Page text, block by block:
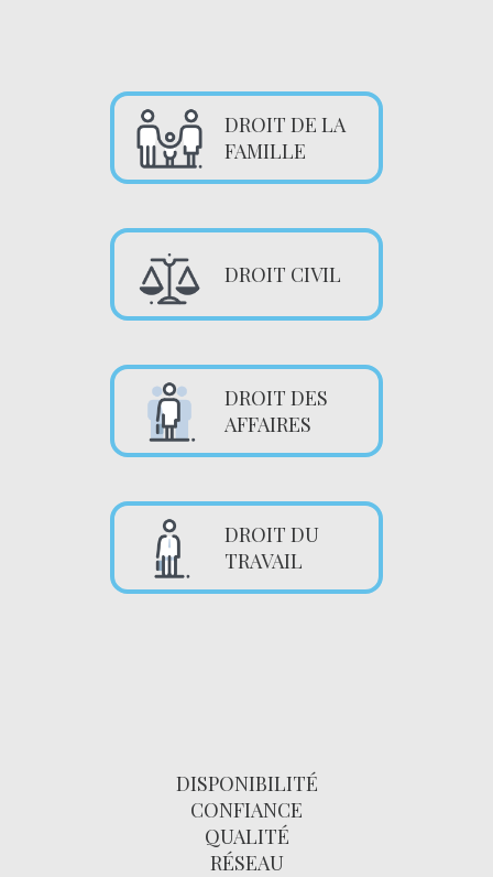
DROIT DE LA
FAMILLE
DROIT CIVIL
DROIT DES
AFFAIRES
DROIT DU
TRAVAIL
DISPONIBILITÉ
CONFIANCE
QUALITÉ
RÉSEAU